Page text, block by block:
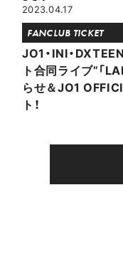
2023.04.17
FANCLUB TICKET
JO1・INI・
ト合同ライブ”「
らせ＆JO1
ト！